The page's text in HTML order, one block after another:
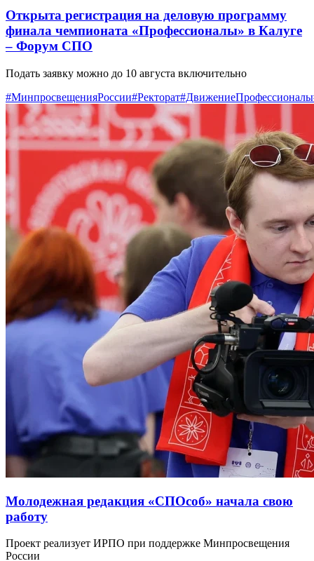
Открыта регистрация на деловую программу
финала чемпионата «Профессионалы» в Калуге
– Форум СПО
Подать заявку можно до 10 августа включительно
#МинпросвещенияРоссии#Ректорат#ДвижениеПрофессионалы
Молодежная редакция «СПОсоб» начала свою
работу
Проект реализует ИРПО при поддержке Минпросвещения
России